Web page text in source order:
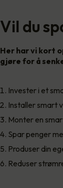
Vil du
Her har vi kort
gjøre for å
Invester i et
Installer smart
Monter en
Spar penger
Produser din
Reduser